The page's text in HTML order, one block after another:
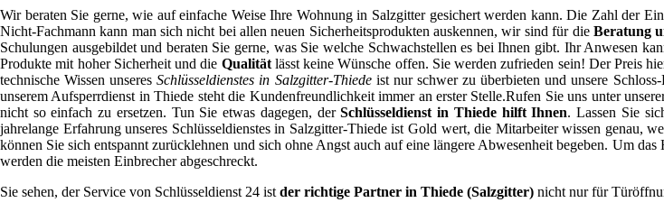
Wir beraten Sie gerne, wie auf einfache Weise Ihre Wohnung in Salzgitter gesichert werden kann. Die Zahl der
Nicht-Fachmann kann man sich nicht bei allen neuen Sicherheitsprodukten auskennen, wir sind für die Beratung
Schulungen ausgebildet und beraten Sie gerne, was Sie welche Schwachstellen es bei Ihnen gibt. Ihr Anwesen
Produkte mit hoher Sicherheit und die Qualitätlässt keine Wünsche offen. Sie werden zufrieden sein! Der Preis
technische Wissen unseresSchlüsseldienstes in Salzgitter-Thiedeist nur schwer zu überbieten und unsere
unserem Aufsperrdienst in Thiede steht die Kundenfreundlichkeit immer an erster Stelle.Rufen Sie uns unter
nicht so einfach zu ersetzen. Tun Sie etwas dagegen, derSchlüsseldienst in Thiede hilft Ihnen. Lassen Sie
jahrelange Erfahrung unseres Schlüsseldienstes in Salzgitter-Thiede ist Gold wert, die Mitarbeiter wissen genau,
können Sie sich entspannt zurücklehnen und sich ohne Angst auch auf eine längere Abwesenheit begeben. Um
werden die meisten Einbrecher abgeschreckt.
Sie sehen, der Service von Schlüsseldienst 24 ist der richtige Partner in Thiede (Salzgitter) nicht nur für